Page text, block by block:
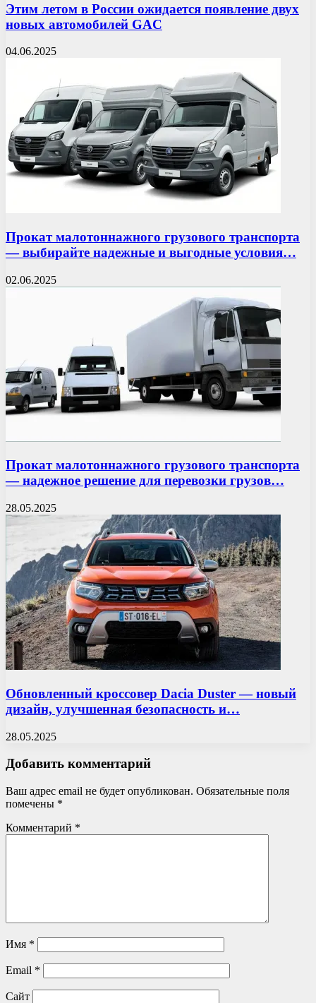
Этим летом в России ожидается появление двух
новых автомобилей GAC
04.06.2025
Прокат малотоннажного грузового транспорта
— выбирайте надежные и выгодные условия…
02.06.2025
Прокат малотоннажного грузового транспорта
— надежное решение для перевозки грузов…
28.05.2025
Обновленный кроссовер Dacia Duster — новый
дизайн, улучшенная безопасность и…
28.05.2025
Добавить комментарий
Ваш адрес email не будет опубликован. Обязательные поля
помечены *
Комментарий *
Имя *
Email *
Сайт